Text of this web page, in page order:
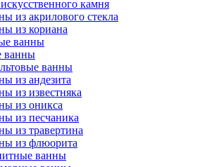
камня
из акрилового стекла
из кориана
ванны
ванны
ванны
из андезита
из известняка
из оникса
из песчаника
из травертина
из флюорита
ванны